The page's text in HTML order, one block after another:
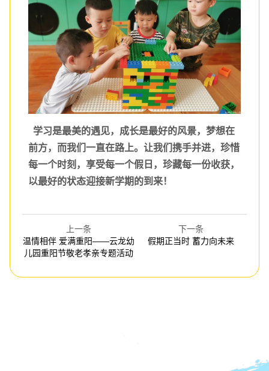
学习是最美的遇见， 成长是最好的风景， 梦想在
前方，而我们一直在路上。让我们携手并进，珍惜
每一个时刻，享受每一个假日，珍藏每一份收获，
以最好的状态迎接新学期的到来！
上一条
温情相伴 爱满重阳——云龙幼
儿园重阳节敬老孝亲专题活动
下一条
假期正当时 蓄力向未来